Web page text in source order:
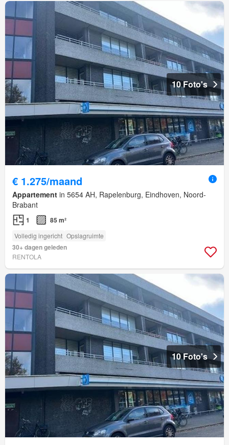
10 Foto's
€ 1.275/maand
Appartement in 5654 AH, Rapelenburg, Eindhoven, Noord-
Brabant
1 85 m²
Volledig ingericht Opslagruimte
30+ dagen geleden
RENTOLA
10 Foto's